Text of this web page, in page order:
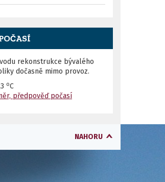
rekonstrukce bývalého
dočasně mimo provoz.
oC
předpověď počasí
NAHORU